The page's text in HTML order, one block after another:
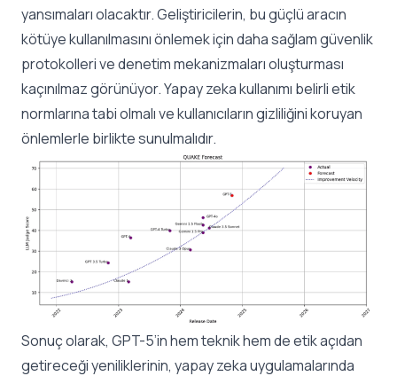
yansımaları olacaktır. Geliştiricilerin, bu güçlü aracın
kötüye kullanılmasını önlemek için daha sağlam güvenlik
protokolleri ve denetim mekanizmaları oluşturması
kaçınılmaz görünüyor. Yapay zeka kullanımı belirli etik
normlarına tabi olmalı ve kullanıcıların gizliliğini koruyan
önlemlerle birlikte sunulmalıdır.
Sonuç olarak, GPT-5’in hem teknik hem de etik açıdan
getireceği yeniliklerinin, yapay zeka uygulamalarında